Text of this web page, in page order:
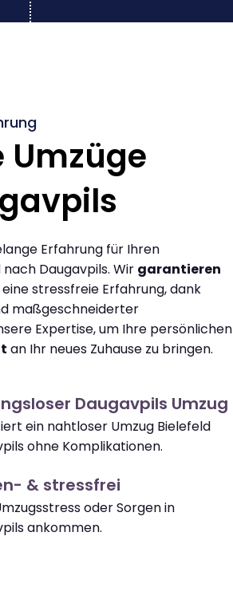
Umzüge
Erfahrung für Ihren
Daugavpils. Wir garantieren
stressfreie Erfahrung, dank
maßgeschneiderter
Expertise, um Ihre persönlichen
an Ihr neues Zuhause zu bringen.
Daugavpils Umzug
ein nahtloser Umzug Bielefeld
ohne Komplikationen.
& stressfrei
oder Sorgen in
ankommen.